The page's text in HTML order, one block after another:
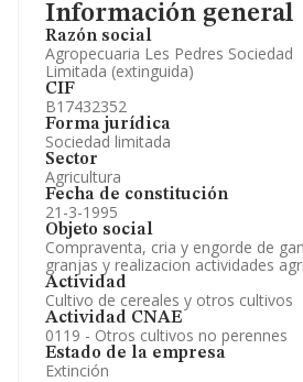
Información general
Razón social
Agropecuaria Les Pedres Sociedad
Limitada (extinguida)
CIF
B17432352
Forma jurídica
Sociedad limitada
Sector
Agricultura
Fecha de constitución
21-3-1995
Objeto social
Compraventa, cria y engorde de
granjas y realizacion actividades
Actividad
Cultivo de cereales y otros cultivos
Actividad CNAE
0119 - Otros cultivos no perennes
Estado de la empresa
Extinción
Artículos de prensa publicados
Información oficial y registral